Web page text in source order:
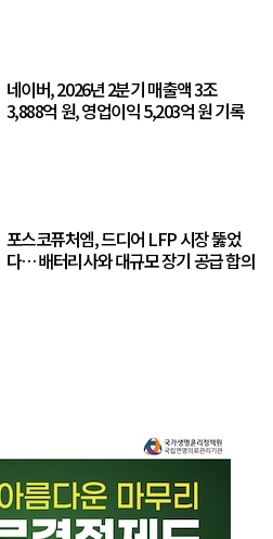
네이버, 2026년 2분기 매출액 3조
3,888억 원, 영업이익 5,203억 원 기록
포스코퓨처엠, 드디어 LFP 시장 뚫었
다… 배터리사와 대규모 장기 공급 합의